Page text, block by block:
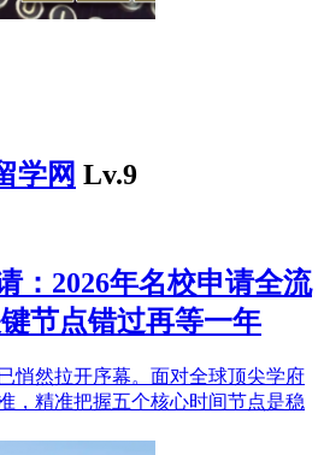
学网 Lv.9
：2026年名校申请全流
节点错过再等一年
悄然拉开序幕。面对全球顶尖学府
，精准把握五个核心时间节点是稳